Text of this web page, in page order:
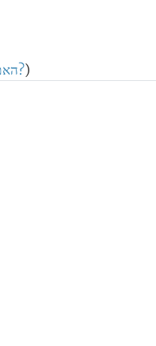
האם תוכל לתרגם?)